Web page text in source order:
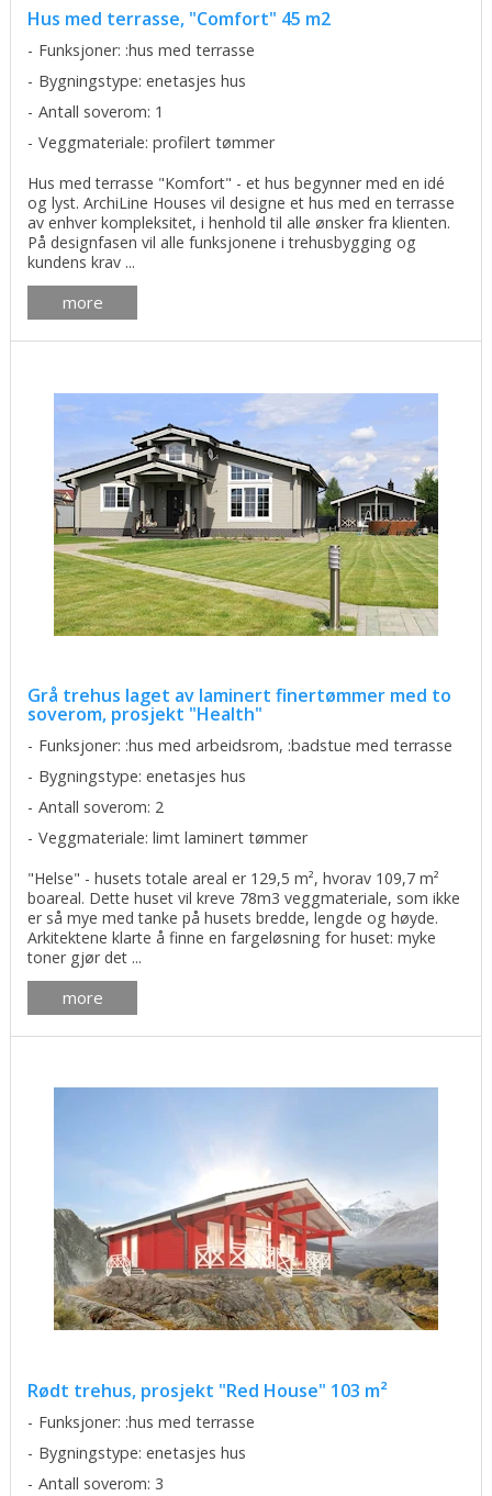
Hus med terrasse, "Comfort" 45 m2
Funksjoner: :hus med terrasse
Bygningstype: enetasjes hus
Antall soverom: 1
Veggmateriale: profilert tømmer
Hus med terrasse "Komfort" - et hus begynner med en idé
og lyst. ArchiLine Houses vil designe et hus med en terrasse
av enhver kompleksitet, i henhold til alle ønsker fra klienten.
På designfasen vil alle funksjonene i trehusbygging og
kundens krav ...
more
Grå trehus laget av laminert finertømmer med to
soverom, prosjekt "Health"
Funksjoner: :hus med arbeidsrom, :badstue med terrasse
Bygningstype: enetasjes hus
Antall soverom: 2
Veggmateriale: limt laminert tømmer
"Helse" - husets totale areal er 129,5 m², hvorav 109,7 m²
boareal. Dette huset vil kreve 78m3 veggmateriale, som ikke
er så mye med tanke på husets bredde, lengde og høyde.
Arkitektene klarte å finne en fargeløsning for huset: myke
toner gjør det ...
more
Rødt trehus, prosjekt "Red House" 103 m²
Funksjoner: :hus med terrasse
Bygningstype: enetasjes hus
Antall soverom: 3